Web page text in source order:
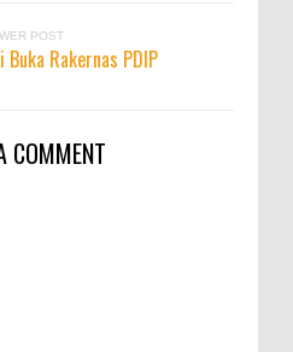
POST
Buka Rakernas PDIP
COMMENT